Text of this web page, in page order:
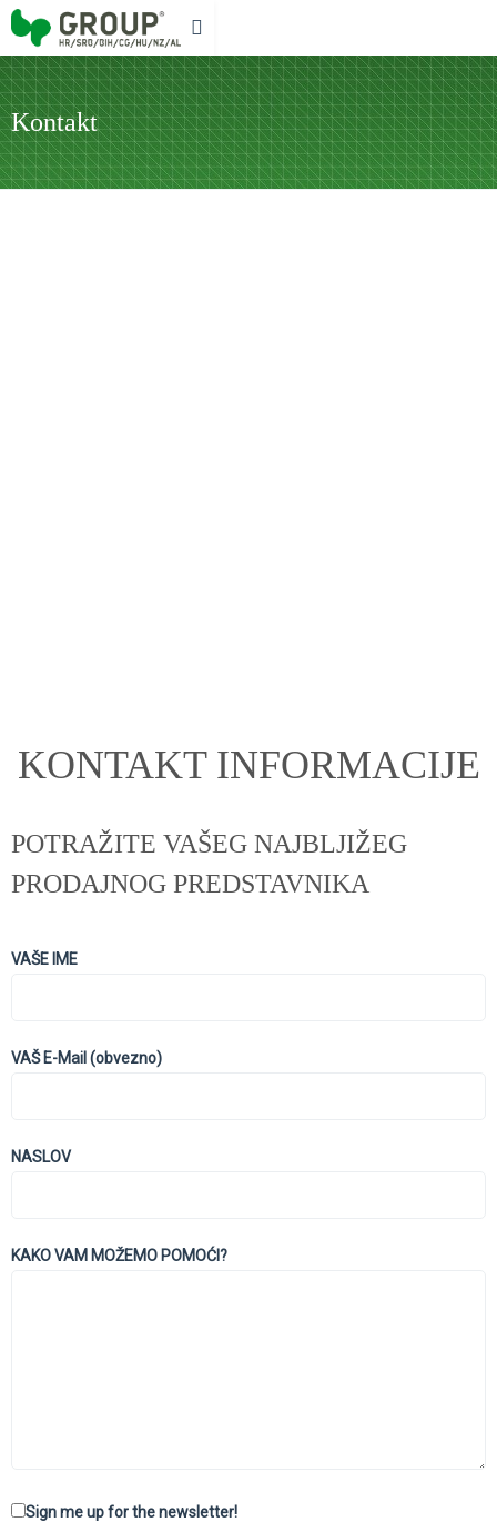
Kontakt
KONTAKT INFORMACIJE
POTRAŽITE VAŠEG NAJBLJIŽEG
PRODAJNOG PREDSTAVNIKA
VAŠE IME
VAŠ E-Mail (obvezno)
NASLOV
KAKO VAM MOŽEMO POMOĆI?
Sign me up for the newsletter!